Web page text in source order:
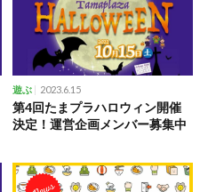
遊ぶ 2023.6.15
第4回たまプラハロウィン開催
決定！運営企画メンバー募集中